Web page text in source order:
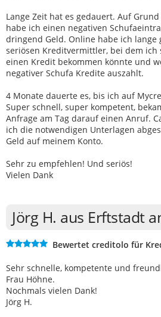
Lange Zeit hat es gedauert. Auf
habe ich einen negativen
dringend Geld. Online habe ich lange
seriösen Kreditvermittler, bei dem ich
einen Kredit bekommen könnte und
negativer Schufa Kredite auszahlt.
4 Monate dauerte es, bis ich auf
Super schnell, super kompetent,
Anfrage am Tag darauf einen Anruf.
ich die notwendigen Unterlagen
Geld auf meinem Konto.
Sehr zu empfehlen! Und seriös!
Vielen Dank
Jörg H. aus Erftstadt
Bewertet creditolo für
Sehr schnelle, kompetente und
Frau Höhne.
Nochmals vielen Dank!
Jörg H.